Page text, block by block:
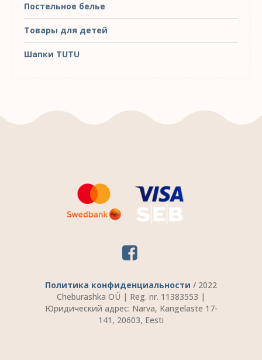
Постельное белье
Товары для детей
Шапки TUTU
Политика конфиденциальности / 2022
Cheburashka OÜ | Reg. nr. 11383553 |
Юридический адрес: Narva, Kangelaste 17-
141, 20603, Eesti